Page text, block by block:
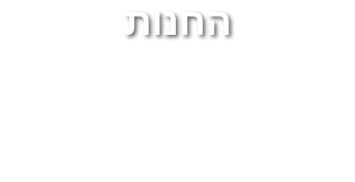
החנות